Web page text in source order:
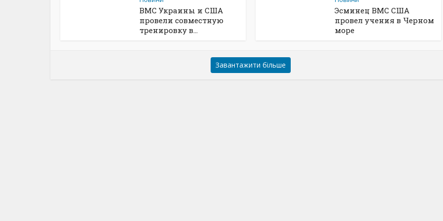
ВМС Украины и США
провели совместную
тренировку в...
Эсминец ВМС США
провел учения в Черном
море
Завантажити більше